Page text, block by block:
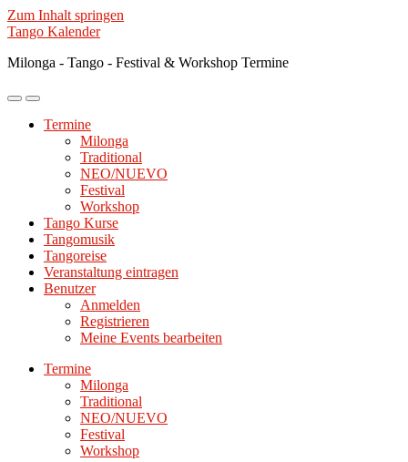
Zum Inhalt springen
Tango Kalender
Milonga - Tango - Festival & Workshop Termine
Mobile-
ein-/ausblenden
Suchfeld
ein-/ausblenden
Termine
Milonga
Traditional
NEO/NUEVO
Festival
Workshop
Tango Kurse
Tangomusik
Tangoreise
Veranstaltung eintragen
Benutzer
Anmelden
Registrieren
Meine Events bearbeiten
Termine
Milonga
Traditional
NEO/NUEVO
Festival
Workshop